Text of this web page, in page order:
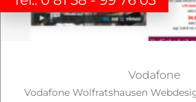
Vodafone
Vodafone Wolfratshausen